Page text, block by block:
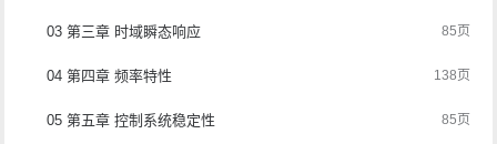
03 第三章 时域瞬态响应 85页
04 第四章 频率特性 138页
05 第五章 控制系统稳定性 85页